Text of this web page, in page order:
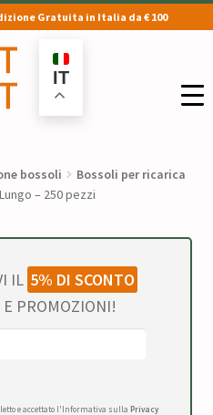
Gratuita in Italia da € 100
IT
bossoli
Bossoli per ricarica
– 250 pezzi
IL 5% DI SCONTO
E PROMOZIONI!
e accettato l'Informativa sulla Privacy